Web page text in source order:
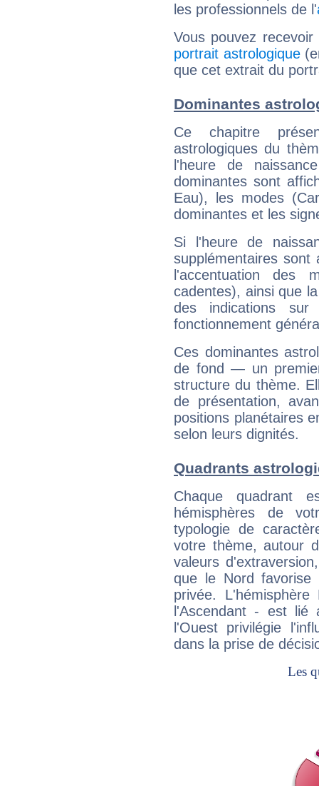
les professionnels de l'
Vous pouvez
portrait astrologique
que cet extrait du
Dominantes
Ce chapitre
astrologiques du
l'heure de
dominantes sont
Eau), les modes
dominantes et les
Si l'heure de
supplémentaires sont
l'accentuation des
cadentes), ainsi que
des indications sur
fonctionnement
Ces dominantes
de fond — un
structure du thème.
de présentation,
positions planétaires
selon leurs dignités.
Quadrants
Chaque quadrant
hémisphères de
typologie de
votre thème, autour
valeurs
que le Nord favorise
privée.
l'Ascendant - est
l'Ouest privilégie
dans la prise de